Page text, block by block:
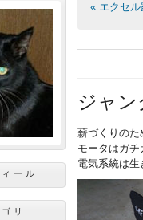
ール
リ
« エクセル
ジャン
薪づくりのた
モータはガチ
電気系統は生